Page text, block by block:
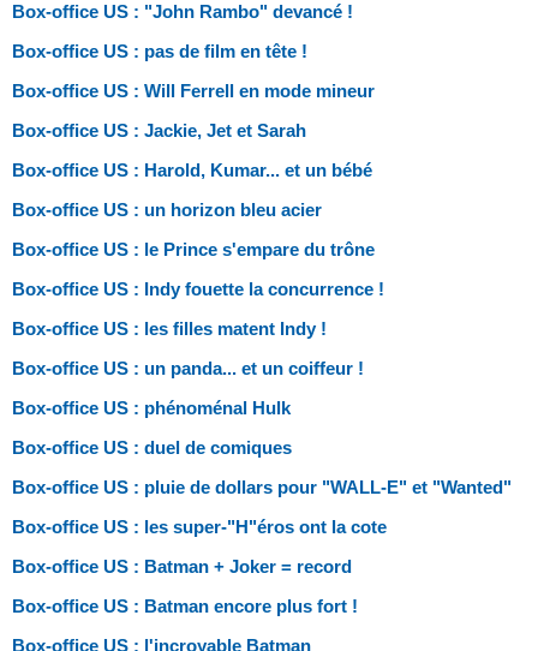
Box-office US : "John Rambo" devancé !
Box-office US : pas de film en tête !
Box-office US : Will Ferrell en mode mineur
Box-office US : Jackie, Jet et Sarah
Box-office US : Harold, Kumar... et un bébé
Box-office US : un horizon bleu acier
Box-office US : le Prince s'empare du trône
Box-office US : Indy fouette la concurrence !
Box-office US : les filles matent Indy !
Box-office US : un panda... et un coiffeur !
Box-office US : phénoménal Hulk
Box-office US : duel de comiques
Box-office US : pluie de dollars pour "WALL-E" et "Wanted"
Box-office US : les super-"H"éros ont la cote
Box-office US : Batman + Joker = record
Box-office US : Batman encore plus fort !
Box-office US : l'incroyable Batman